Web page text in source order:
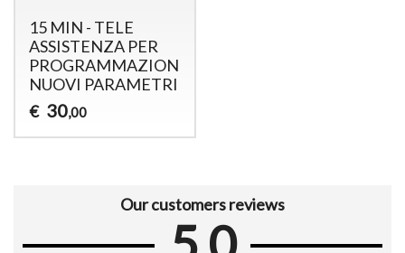
15 MIN - TELE
ASSISTENZA PER
PROGRAMMAZIONE
NUOVI PARAMETRI
€ 30,00
Our customers reviews